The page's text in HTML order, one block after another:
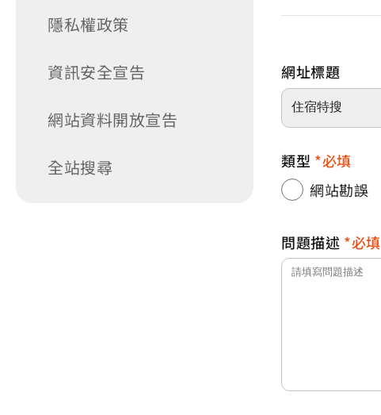
隱私權政策
資訊安全宣告
網站資料開放宣告
全站搜尋
網址標題
類型
必填
網站勘誤
問題描述 必填